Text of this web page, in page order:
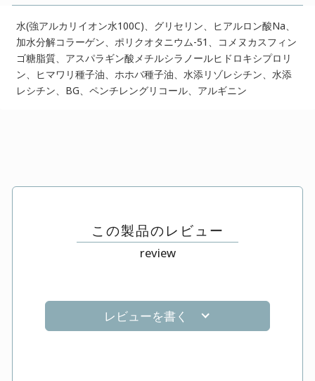
水(強アルカリイオン水100C)、グリセリン、ヒアルロン酸Na、
加水分解コラーゲン、ポリクオタニウム-51、コメヌカスフィン
ゴ糖脂質、アスパラギン酸メチルシラノールヒドロキシプロリ
ン、ヒマワリ種子油、ホホバ種子油、水添リゾレシチン、水添
レシチン、BG、ペンチレングリコール、アルギニン
この製品のレビュー
review
レビューを書く